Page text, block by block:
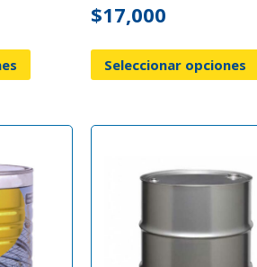
$17,000
Seleccionar opciones